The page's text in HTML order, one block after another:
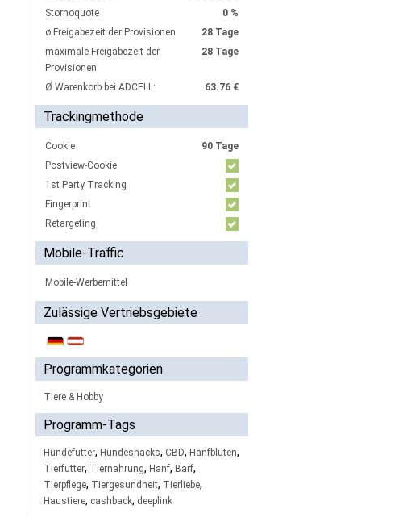
Stornoquote
0 %
ø Freigabezeit der Provisionen
28 Tage
maximale Freigabezeit der
Provisionen
28 Tage
Ø Warenkorb bei ADCELL: 63.76 €
Trackingmethode
Cookie
90 Tage
Postview-Cookie
1st Party Tracking
Fingerprint
Retargeting
Mobile-Traffic
Mobile-Werbemittel
Zulässige Vertriebsgebiete
Programmkategorien
Tiere & Hobby
Programm-Tags
Hundefutter, Hundesnacks, CBD, Hanfblüten,
Tierfutter, Tiernahrung, Hanf, Barf,
Tierpflege, Tiergesundheit, Tierliebe,
Haustiere, cashback, deeplink